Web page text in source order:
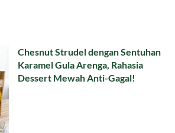
Chesnut Strudel dengan Sentuhan
Karamel Gula Arenga, Rahasia
Dessert Mewah Anti-Gagal!